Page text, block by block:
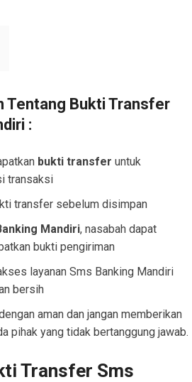
Tentang Bukti Transfer
:
bukti transfer untuk
transaksi
transfer sebelum disimpan
Mandiri, nasabah dapat
bukti pengiriman
layanan Sms Banking Mandiri
bersih
aman dan jangan memberikan
pihak yang tidak bertanggung jawab.
Transfer Sms